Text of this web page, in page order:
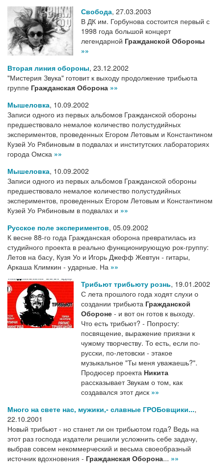
Свобода, 27.03.2003
В ДК им. Горбунова состоится первый с
1998 года большой концерт
легендарной Гражданской Обороны
»»
Вторая линия обороны, 23.12.2002
"Мистерия Звука" готовит к выходу продолжение трибьюта
группе Гражданская Оборона »»
Мышеловка, 10.09.2002
Записи одного из первых альбомов Гражданской обороны
предшествовало немалое количество полустудийных
экспериментов, проведенных Егором Летовым и Константином
Кузей Уо Рябиновым в подвалах и институтских лабораториях
города Омска »»
Мышеловка, 10.09.2002
Записи одного из первых альбомов Гражданской обороны
предшествовало немалое количество полустудийных
экспериментов, проведенных Егором Летовым и Константином
Кузей Уо Рябиновым в подвалах и »»
Русское поле экспериментов, 05.09.2002
К весне 88-го года Гражданская оборона превратилась из
студийного проекта в реально функционирующую рок-группу:
Летов на басу, Кузя Уо и Игорь Джефф Жевтун - гитары,
Аркаша Климкин - ударные. На »»
Трибьют трибьюту рознь, 19.01.2002
С лета прошлого года ходят слухи о
создании трибьюта Гражданской
Обороне - и вот он готов к выходу.
Что есть трибьют? - Попросту:
посвящение, выражение приязни к
чужому творчеству. То есть, если по-
русски, по-летовски - этакое
музыкальное "Ты меня уважаешь?".
Продюсер проекта Никита
рассказывает Звукам о том, как
создавался этот диск »»
Много на свете нас, мужики,- славные ГРОБовщики...,
22.10.2001
Новый трибьют - но станет ли он трибьютом года? Ведь на
этот раз господа издатели решили усложнить себе задачу,
выбрав совсем некоммерческий и весьма своеобразный
источник вдохновения - Гражданская Оборона... »»